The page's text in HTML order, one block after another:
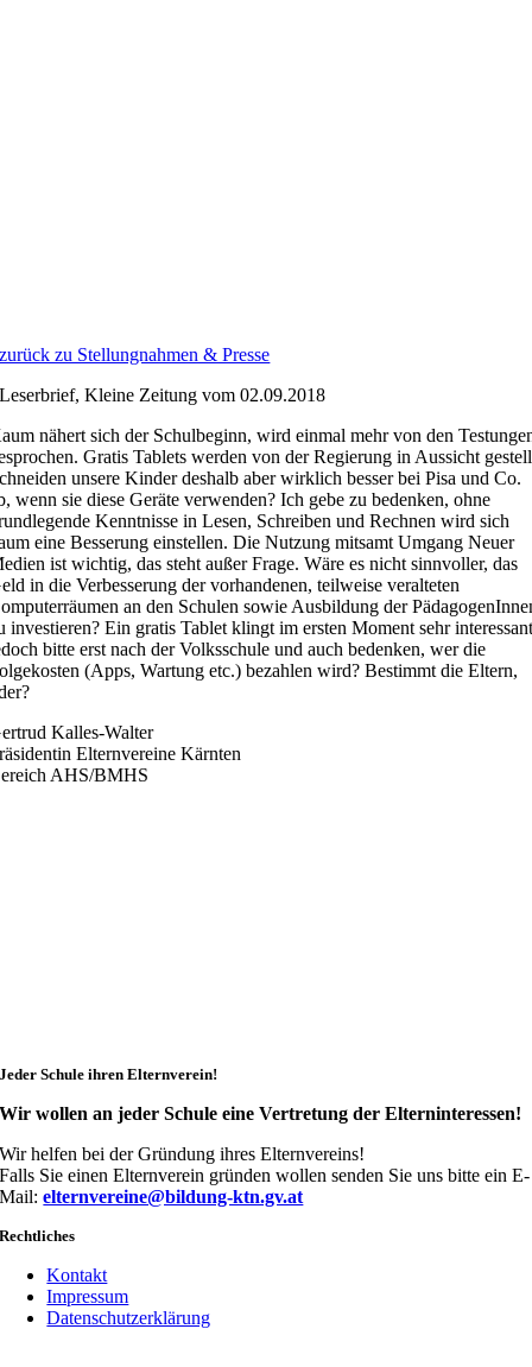
zurück zu Stellungnahmen & Presse
Leserbrief, Kleine Zeitung vom 02.09.2018
nähert sich der Schulbeginn, wird einmal mehr von den
Gratis Tablets werden von der Regierung in Aussicht
unsere Kinder deshalb aber wirklich besser bei Pisa und Co.
wenn sie diese Geräte verwenden? Ich gebe zu bedenken, ohne
Kenntnisse in Lesen, Schreiben und Rechnen wird sich
eine Besserung einstellen. Die Nutzung mitsamt Umgang Neuer
ist wichtig, das steht außer Frage. Wäre es nicht sinnvoller, das
in die Verbesserung der vorhandenen, teilweise veralteten
an den Schulen sowie Ausbildung der
investieren? Ein gratis Tablet klingt im ersten Moment sehr
bitte erst nach der Volksschule und auch bedenken, wer die
(Apps, Wartung etc.) bezahlen wird? Bestimmt die Eltern,
Kalles-Walter
Elternvereine Kärnten
AHS/BMHS
Jeder Schule ihren Elternverein!
Wir wollen an jeder Schule eine Vertretung der Elterninteressen!
Wir helfen bei der Gründung ihres Elternvereins!
Falls Sie einen Elternverein gründen wollen senden Sie uns bitte ein E-
Mail:elternvereine@bildung-ktn.gv.at
Rechtliches
Kontakt
Impressum
Datenschutzerklärung